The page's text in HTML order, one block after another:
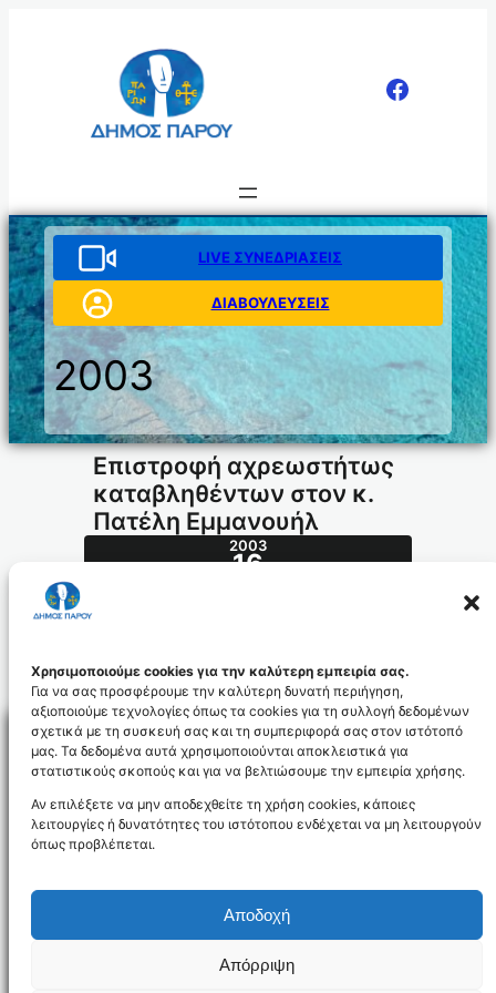
Χρησιμοποιούμε cookies για την καλύτερη εμπειρία σας.
Για να σας προσφέρουμε την καλύτερη δυνατή περιήγηση,
αξιοποιούμε τεχνολογίες όπως τα cookies για τη συλλογή δεδομένων
σχετικά με τη συσκευή σας και τη συμπεριφορά σας στον ιστότοπό
μας. Τα δεδομένα αυτά χρησιμοποιούνται αποκλειστικά για
στατιστικούς σκοπούς και για να βελτιώσουμε την εμπειρία χρήσης.
Αν επιλέξετε να μην αποδεχθείτε τη χρήση cookies, κάποιες
λειτουργίες ή δυνατότητες του ιστότοπου ενδέχεται να μη λειτουργούν
όπως προβλέπεται.
Αποδοχή
Απόρριψη
LIVE ΣΥΝΕΔΡΙΑΣΕΙΣ
ΔΙΑΒΟΥΛΕΥΣΕΙΣ
2003
Επιστροφή αχρεωστήτως
καταβληθέντων στον κ.
Πατέλη Εμμανουήλ
2003
16
502.2003_id688
NEWSLETTER
Δήλωση Προσβασιμότητας